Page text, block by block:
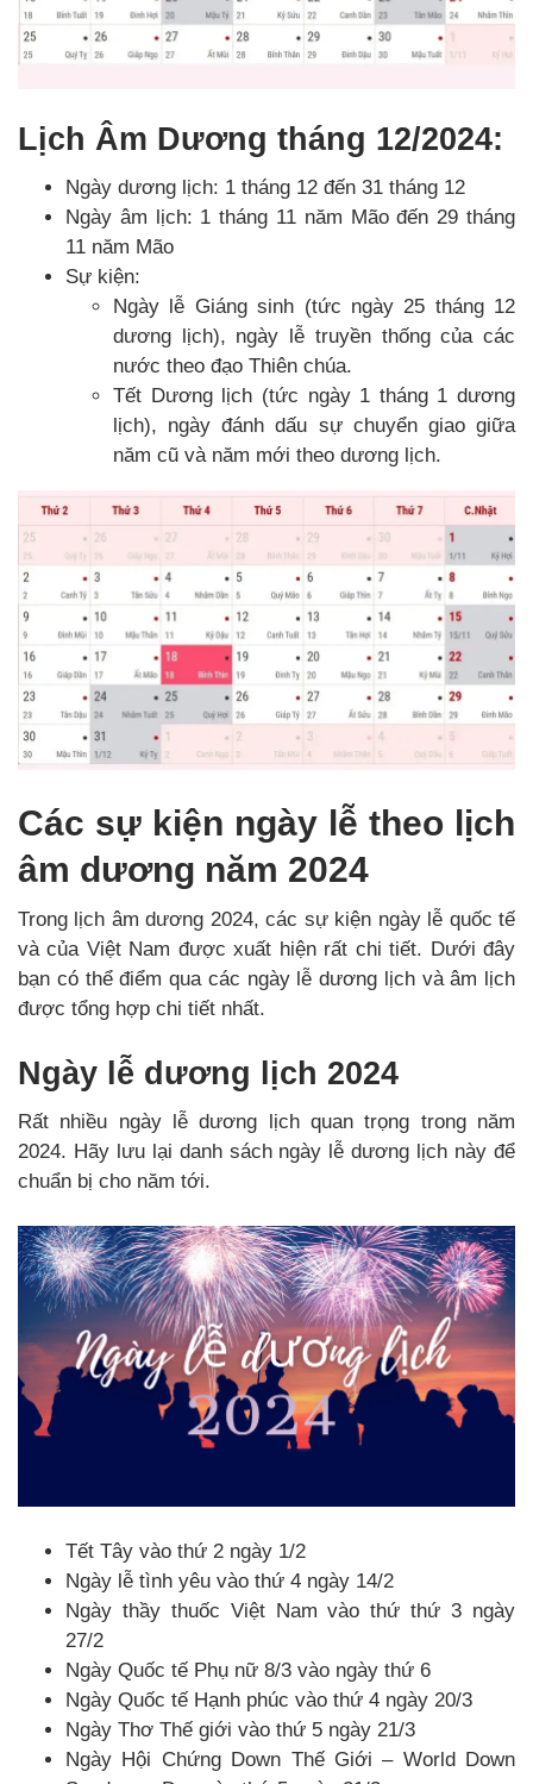
Lịch Âm Dương tháng 12/2024:
Ngày dương lịch: 1 tháng 12 đến 31 tháng 12
Ngày âm lịch: 1 tháng 11 năm Mão đến 29 tháng
11 năm Mão
Sự kiện:
Ngày lễ Giáng sinh (tức ngày 25 tháng 12
dương lịch), ngày lễ truyền thống của các
nước theo đạo Thiên chúa.
Tết Dương lịch (tức ngày 1 tháng 1 dương
lịch), ngày đánh dấu sự chuyển giao giữa
năm cũ và năm mới theo dương lịch.
Các sự kiện ngày lễ theo lịch
âm dương năm 2024
Trong lịch âm dương 2024, các sự kiện ngày lễ quốc tế
và của Việt Nam được xuất hiện rất chi tiết. Dưới đây
bạn có thể điểm qua các ngày lễ dương lịch và âm lịch
được tổng hợp chi tiết nhất.
Ngày lễ dương lịch 2024
Rất nhiều ngày lễ dương lịch quan trọng trong năm
2024. Hãy lưu lại danh sách ngày lễ dương lịch này để
chuẩn bị cho năm tới.
Tết Tây vào thứ 2 ngày 1/2
Ngày lễ tình yêu vào thứ 4 ngày 14/2
Ngày thầy thuốc Việt Nam vào thứ thứ 3 ngày
27/2
Ngày Quốc tế Phụ nữ 8/3 vào ngày thứ 6
Ngày Quốc tế Hạnh phúc vào thứ 4 ngày 20/3
Ngày Thơ Thế giới vào thứ 5 ngày 21/3
Ngày Hội Chứng Down Thế Giới – World Down